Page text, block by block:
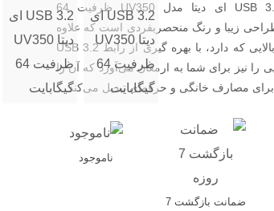
فلش مموری USB 3.2 ای دیتا مدل UV350 ظرفیت 64
طراحی زیبا و رنگ منحصربفردی است که علاوه
بر ظرفیت نسبتا بالایی که دارد، با بهره گیری از رابط USB 3.2
را نیز برای شما به ارمغان می‌آورد که آن را
برای مصارف خانگی و حرفه‌ای تبدیل می‌کند.
ضمانت بازگشت 7
ناموجود